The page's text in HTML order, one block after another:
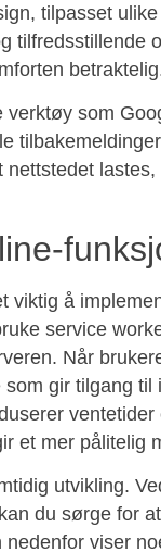
tilpasset
tilfredsstillende
som
viktig å
service
Når
gir tilgang til
ventetider
et mer pålitelig
utvikling.
du sørge for
viser